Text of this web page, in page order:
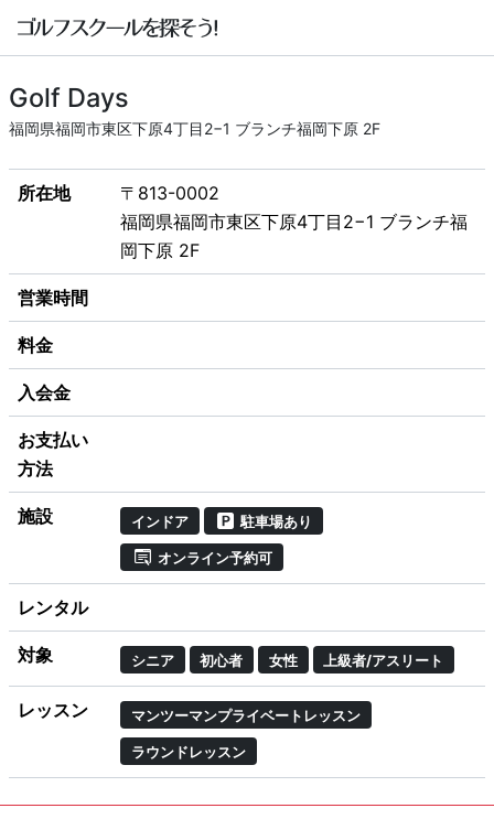
Golf Days
福岡県福岡市東区下原4丁目2−1 ブランチ福岡下原 2F
所在地
〒813-0002
福岡県福岡市東区下原4丁目2−1 ブランチ福
岡下原 2F
営業時間
料金
入会金
お支払い
方法
施設 インドア 駐車場あり
オンライン予約可
レンタル
対象 シニア 初心者 女性 上級者/アスリート
レッスン マンツーマンプライベートレッスン
ラウンドレッスン